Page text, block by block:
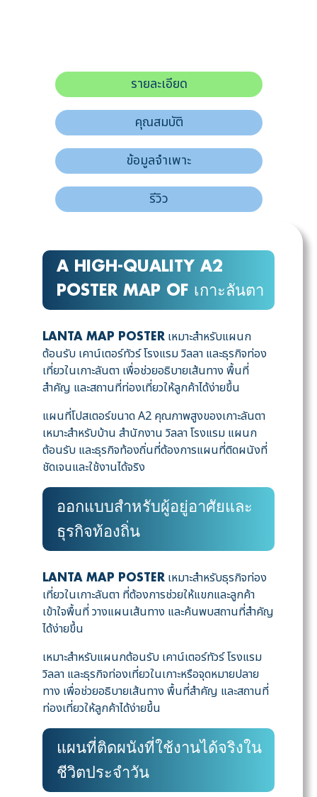
รายละเอียด
คุณสมบัติ
ข้อมูลจำเพาะ
รีวิว
A HIGH-QUALITY A2
POSTER MAP OF เกาะลันตา
LANTA MAP POSTER เหมาะสำหรับแผนก
ต้อนรับ เคาน์เตอร์ทัวร์ โรงแรม วิลลา และธุรกิจท่อง
เที่ยวในเกาะลันตา เพื่อช่วยอธิบายเส้นทาง พื้นที่
สำคัญ และสถานที่ท่องเที่ยวให้ลูกค้าได้ง่ายขึ้น
แผนที่โปสเตอร์ขนาด A2 คุณภาพสูงของเกาะลันตา
เหมาะสำหรับบ้าน สำนักงาน วิลลา โรงแรม แผนก
ต้อนรับ และธุรกิจท้องถิ่นที่ต้องการแผนที่ติดผนังที่
ชัดเจนและใช้งานได้จริง
ออกแบบสำหรับผู้อยู่อาศัยและ
ธุรกิจท้องถิ่น
LANTA MAP POSTER เหมาะสำหรับธุรกิจท่อง
เที่ยวในเกาะลันตา ที่ต้องการช่วยให้แขกและลูกค้า
เข้าใจพื้นที่ วางแผนเส้นทาง และค้นพบสถานที่สำคัญ
ได้ง่ายขึ้น
เหมาะสำหรับแผนกต้อนรับ เคาน์เตอร์ทัวร์ โรงแรม
วิลลา และธุรกิจท่องเที่ยวในเกาะหรือจุดหมายปลาย
ทาง เพื่อช่วยอธิบายเส้นทาง พื้นที่สำคัญ และสถานที่
ท่องเที่ยวให้ลูกค้าได้ง่ายขึ้น
แผนที่ติดผนังที่ใช้งานได้จริงใน
ชีวิตประจำวัน